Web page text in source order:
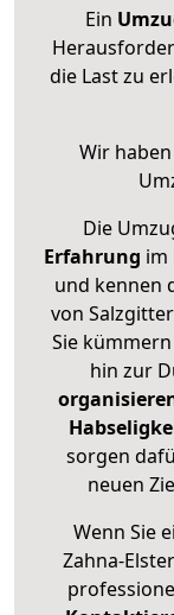
Ein
die Last zu
Wir
Die
Erfahrung im
und kennen
von
Sie
hin zur
sorgen
neuen
Wenn Sie
Zahna-